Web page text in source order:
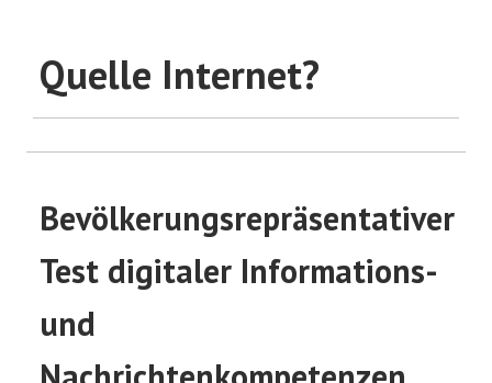
Quelle Internet?
Bevölkerungsrepräsentativer
Test digitaler Informations-
und